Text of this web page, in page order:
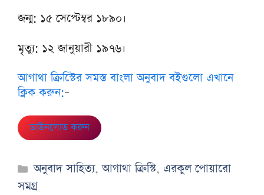
জন্ম: ১৫ সেপ্টেম্বর ১৮৯০।
মৃত্যু: ১২ জানুয়ারী ১৯৭৬।
আগাথা ক্রিস্টিের সমস্ত বাংলা অনুবাদ বইগুলো এখানে
ক্লিক করুন:–
ডাউনলোড করুন
Categories
অনুবাদ সাহিত্য,আগাথা ক্রিস্টি, এরকুল পোয়ারো
সমগ্র